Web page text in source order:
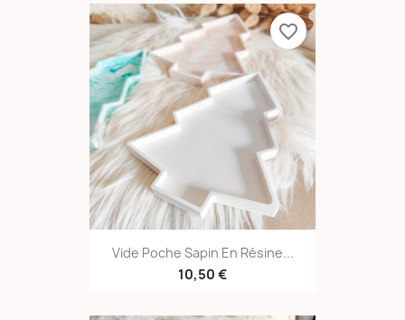
Vide Poche Sapin En Résine...
10,50 €
favorite_border